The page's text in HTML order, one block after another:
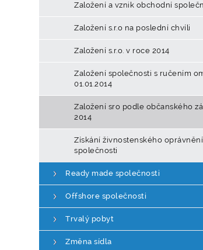
Založení a vznik obchodní
Založení s.r.o na poslední chvíli
Založení s.r.o. v roce 2014
Založení společnosti s ručením
01.01.2014
Založení sro podle občanského
2014
Získání živnostenského
společnosti
Ready made společnosti
Offshore společnosti
Trvalý pobyt
Změna sídla